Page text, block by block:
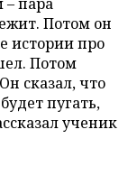
Потом он
истории про
Потом
сказал, что
пугать,
ученик